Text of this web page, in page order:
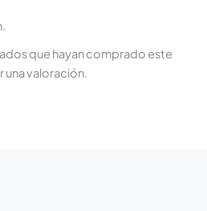
que hayan comprado este
valoración.